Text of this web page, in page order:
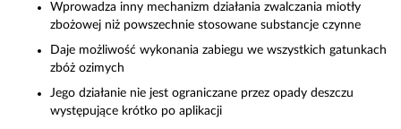
Wprowadza inny mechanizm działania zwalczania miotły
zbożowej niż powszechnie stosowane substancje czynne
Daje możliwość wykonania zabiegu we wszystkich gatunkach
zbóż ozimych
Jego działanie nie jest ograniczane przez opady deszczu
występujące krótko po aplikacji